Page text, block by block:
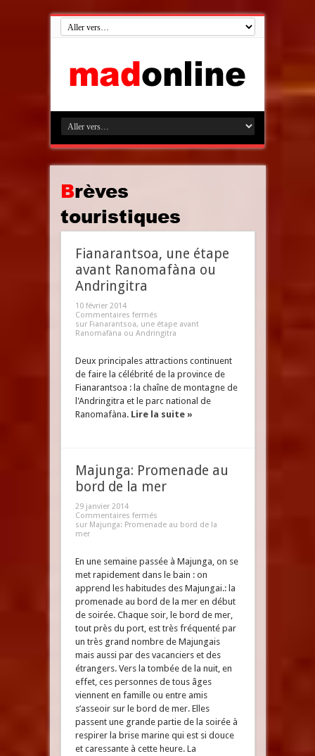
Brèves
touristiques
Fianarantsoa, une étape
avant Ranomafàna ou
Andringitra
10 février 2014
Commentaires fermés
sur Fianarantsoa, une étape avant
Ranomafàna ou Andringitra
Deux principales attractions continuent
de faire la célébrité de la province de
Fianarantsoa : la chaîne de montagne de
l'Andringitra et le parc national de
Ranomafàna. Lire la suite »
Majunga: Promenade au
bord de la mer
29 janvier 2014
Commentaires fermés
sur Majunga: Promenade au bord de la
mer
En une semaine passée à Majunga, on se
met rapidement dans le bain : on
apprend les habitudes des Majungai.: la
promenade au bord de la mer en début
de soirée. Chaque soir, le bord de mer,
tout près du port, est très fréquenté par
un très grand nombre de Majungais
mais aussi par des vacanciers et des
étrangers. Vers la tombée de la nuit, en
effet, ces personnes de tous âges
viennent en famille ou entre amis
s’asseoir sur le bord de mer. Elles
passent une grande partie de la soirée à
respirer la brise marine qui est si douce
et caressante à cette heure. La